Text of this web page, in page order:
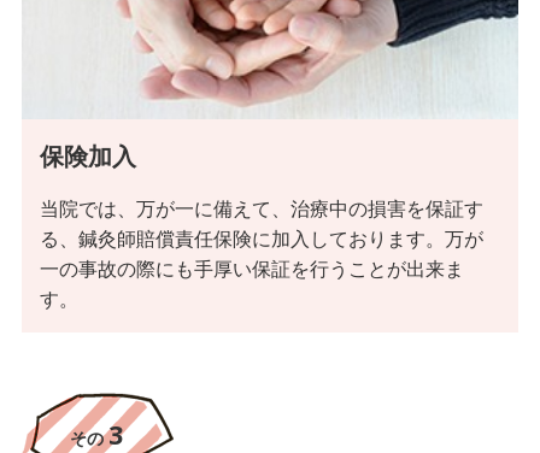
保険加入
当院では、万が一に備えて、治療中の損害を保証す
る、鍼灸師賠償責任保険に加入しております。万が
一の事故の際にも手厚い保証を行うことが出来ま
す。
その3